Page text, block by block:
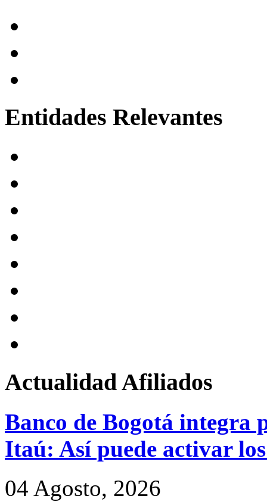
Entidades Relevantes
ActualidadAfiliados
Banco de Bogotá integra
Itaú: Así puede activar
04 Agosto, 2026